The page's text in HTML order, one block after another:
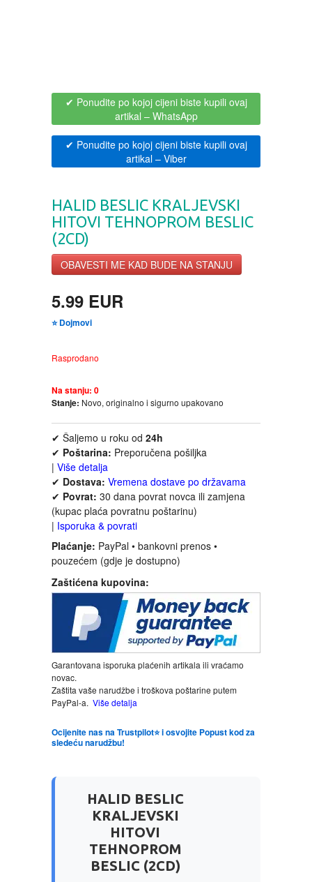
DRAMA
DRUSTVENA IGRA
EDUKATIVNI
EROTSKI
FANTASTIKA
HOROR
INTERNET I RAČUNARI
ISTORIJSKI
KLASICI
KNJIGE ZA DECU
KOMEDIJA
KRIMINALISTIČKI
KUVARI
LJUBAVNI
MITOLOGIJA
MUZIKA
NAUKA
POEZIJA
100% PRIRODNO
✔ Ponudite po kojoj cijeni biste kupili ovaj
artikal – WhatsApp
✔ Ponudite po kojoj cijeni biste kupili ovaj
artikal– Viber
HALID BESLIC KRALJEVSKI
HITOVI TEHNOPROM BESLIC
(2CD)
OBAVESTI ME KAD BUDE NA STANJU
5.99 EUR
⭐ Dojmovi
Rasprodano
Na stanju: 0
Stanje: Novo, originalno i sigurno upakovano
✔ Šaljemo u roku od 24h
✔ Poštarina: Preporučena pošiljka
| Više detalja
✔ Dostava: Vremena dostave po državama
✔ Povrat: 30 dana povrat novca ili zamjena
(kupac plaća povratnu poštarinu)
| Isporuka & povrati
Plaćanje: PayPal • bankovni prenos •
pouzećem (gdje je dostupno)
Zaštićena kupovina:
Garantovana isporuka plaćenih artikala ili vraćamo
novac.
Zaštita vaše narudžbe i troškova poštarine putem
PayPal-a. Više detalja
Ocijenite nas na Trustpilot⭐ i osvojite Popust kod za
sledeću narudžbu!
HALID BESLIC
KRALJEVSKI
HITOVI
TEHNOPROM
BESLIC (2CD)